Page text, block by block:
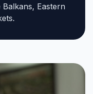
Eastern